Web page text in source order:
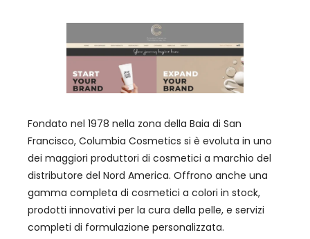
Fondato nel 1978 nella zona della Baia di San
Francisco, Columbia Cosmetics si è evoluta in uno
dei maggiori produttori di cosmetici a marchio del
distributore del Nord America. Offrono anche una
gamma completa di cosmetici a colori in stock,
prodotti innovativi per la cura della pelle, e servizi
completi di formulazione personalizzata.